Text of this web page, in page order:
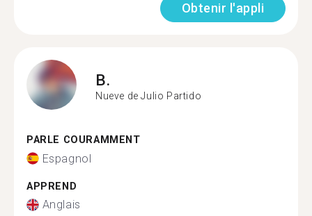
Obtenir l'appli
B.
Nueve de Julio Partido
PARLE COURAMMENT
Espagnol
APPREND
Anglais